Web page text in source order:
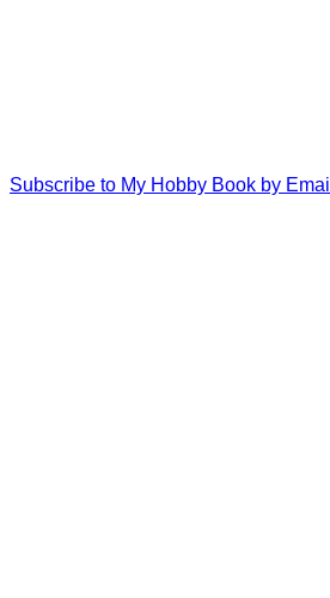
Subscribe to My Hobby Book by Email